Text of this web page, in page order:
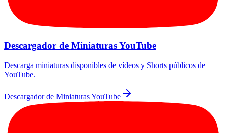
Descargador de Miniaturas YouTube
Descarga miniaturas disponibles de vídeos y Shorts públicos de
YouTube.
Descargador de Miniaturas YouTube